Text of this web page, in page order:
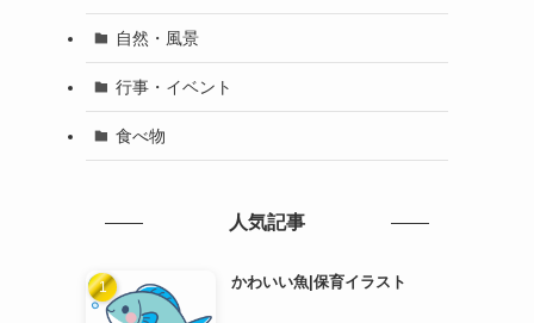
自然・風景
行事・イベント
食べ物
人気記事
かわいい魚|保育イラスト